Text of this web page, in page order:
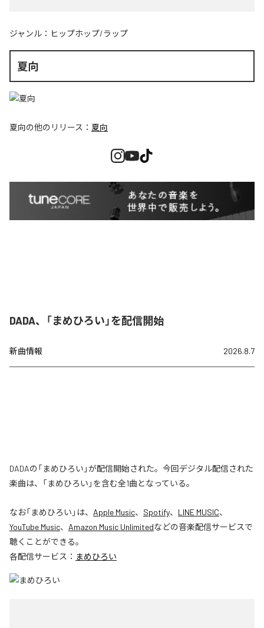
ジャンル： ヒップホップ/ラップ
夏向
夏向の他のリリース： 夏向
DADA、「まめひろい」を配信開始
新曲情報 2026.8.7
DADAの「まめひろい」が配信開始された。今回デジタル配信された
楽曲は、「まめひろい」を含む全1曲となっている。
なお「まめひろい 」は、 Apple Music、 Spotify、 LINE MUSIC、
YouTube Music、 Amazon Music Unlimitedなどの音楽配信サービスで
聴くことができる。
各配信サービス： まめひろい